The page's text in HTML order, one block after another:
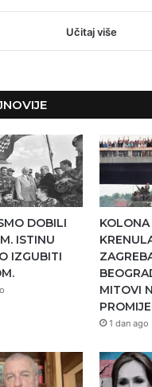
Učitaj više
DOBILI
ISTINU
IZGUBITI
KOLONA
MITOVI
1 dan ago